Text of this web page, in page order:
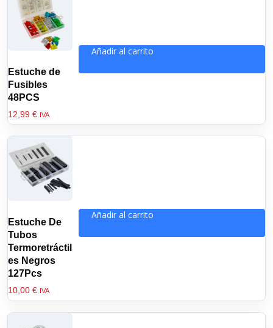
Estuche de
Fusibles
48PCS
12,99 € IVA
Añadir al carrito
Estuche De
Tubos
Termoretráctil
es Negros
127Pcs
10,00 € IVA
Añadir al carrito